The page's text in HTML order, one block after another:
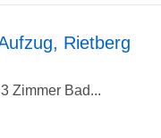
Rietberg
Zimmer Bad...